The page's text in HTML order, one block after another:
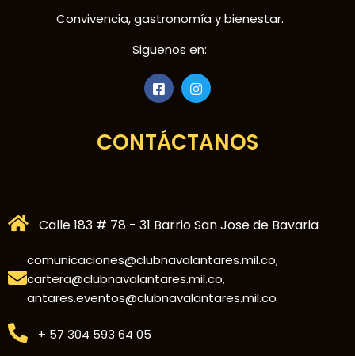
Convivencia, gastronomía y bienestar.
Siguenos en:
CONTÁCTANOS
Calle 183 # 78 - 31 Barrio San Jose de Bavaria
comunicaciones@clubnavalantares.mil.co,
cartera@clubnavalantares.mil.co,
antares.eventos@clubnavalantares.mil.co
+ 57 304 593 64 05